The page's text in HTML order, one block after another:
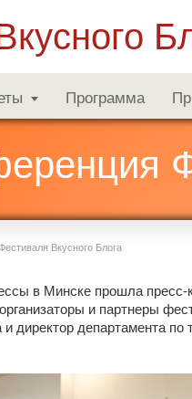
Программа
Вкусного Блога
в Минске прошла
и партнеры
директор департамента